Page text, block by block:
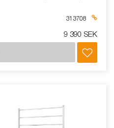
313708
9 390 SEK